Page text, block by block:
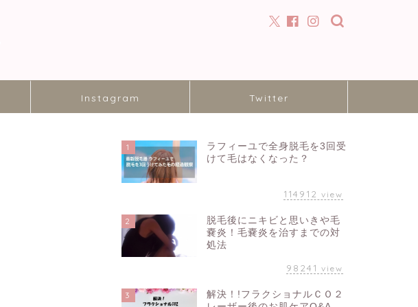
Instagram Twitter
1
ラフィーユで全身脱毛を3回受
けて毛はなくなった？
114912 view
2
脱毛後にニキビと思いきや毛
嚢炎！毛嚢炎を治すまでの対
処法
98241 view
3
解決！!フラクショナルＣＯ２